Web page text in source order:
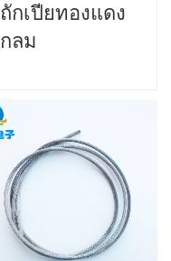
ถักเปียทองแดง
กลม